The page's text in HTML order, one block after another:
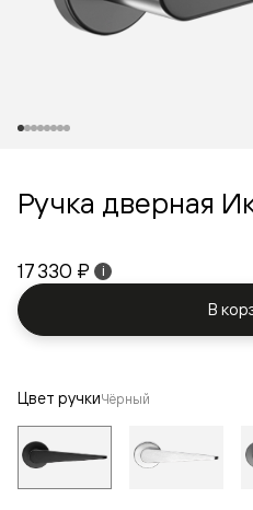
Ручка дверная
17 330 ₽ i
В
Цвет ручкиЧёрный